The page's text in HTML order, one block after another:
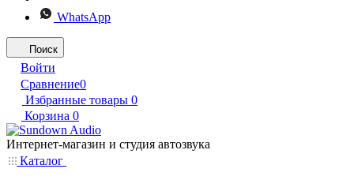
WhatsApp
Поиск
Войти
Сравнение0
Избранные товары 0
Корзина 0
Интернет-магазин и студия автозвука
Каталог